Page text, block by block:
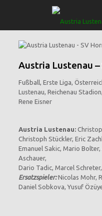
Austria Lustenau –
Fußball, Erste Liga,
Lustenau, Reichenau
Rene Eisner
Austria Lustenau:
Christoph Stückler, Eric
Emanuel Sakic, Mario
Aschauer,
Dario Tadic, Marcel
Ersatzspieler:Nicolas Mohr,
Daniel Sobkova, Yusuf